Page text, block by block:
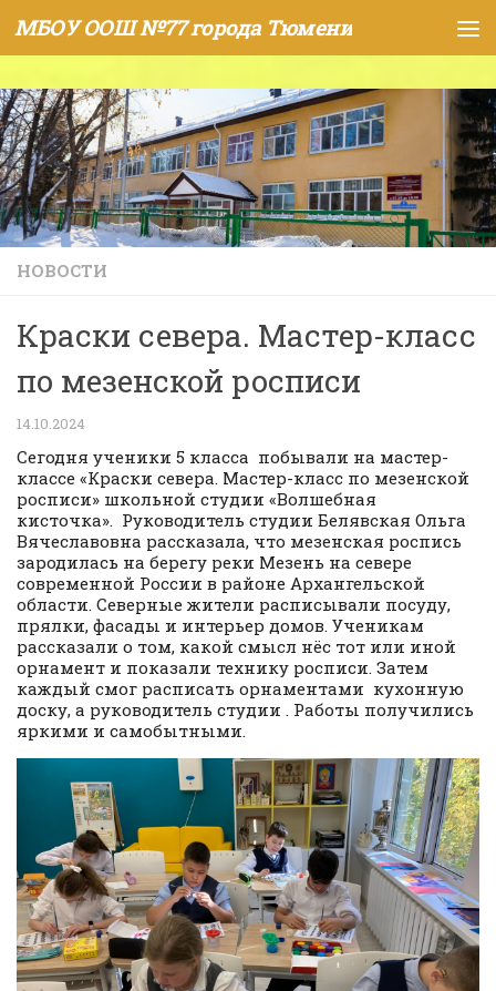
Skip to content
МБОУ ООШ №77 города Тюмени
НОВОСТИ
Краски севера. Мастер-класс
по мезенской росписи
14.10.2024
Сегодня ученики 5 класса побывали на мастер-
классе «Краски севера. Мастер-класс по мезенской
росписи» школьной студии «Волшебная
кисточка». Руководитель студии Белявская Ольга
Вячеславовна рассказала, что мезенская роспись
зародилась на берегу реки Мезень на севере
современной России в районе Архангельской
области. Северные жители расписывали посуду,
прялки, фасады и интерьер домов. Ученикам
рассказали о том, какой смысл нёс тот или иной
орнамент и показали технику росписи. Затем
каждый смог расписать орнаментами кухонную
доску, а руководитель студии . Работы получились
яркими и самобытными.